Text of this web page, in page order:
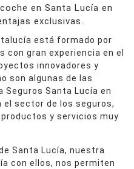
en Santa Lucía en
exclusivas.
está formado por
con gran experiencia en el
innovadores y
son algunas de las
Seguros Santa Lucía en
sector de los seguros,
y servicios muy
Santa Lucía, nuestra
con ellos, nos permiten